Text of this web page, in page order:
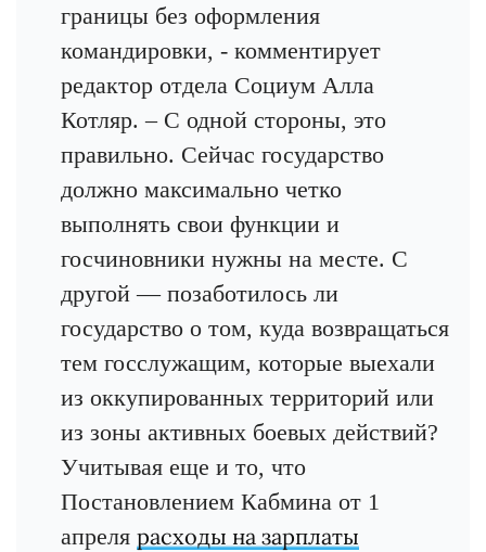
границы без оформления
командировки, - комментирует
редактор отдела Социум Алла
Котляр. – С одной стороны, это
правильно. Сейчас государство
должно максимально четко
выполнять свои функции и
госчиновники нужны на месте. С
другой — позаботилось ли
государство о том, куда возвращаться
тем госслужащим, которые выехали
из оккупированных территорий или
из зоны активных боевых действий?
Учитывая еще и то, что
Постановлением Кабмина от 1
апреля расходы на зарплаты